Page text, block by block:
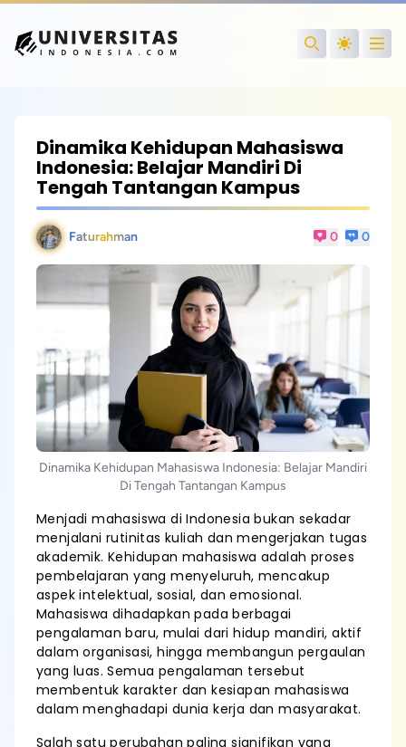
Search
Dinamika Kehidupan Mahasiswa
Indonesia: Belajar Mandiri Di
Tengah Tantangan Kampus
Faturahman 0 0
Dinamika Kehidupan Mahasiswa Indonesia: Belajar Mandiri
Di Tengah Tantangan Kampus
Menjadi mahasiswa di Indonesia bukan sekadar
menjalani rutinitas kuliah dan mengerjakan tugas
akademik. Kehidupan mahasiswa adalah proses
pembelajaran yang menyeluruh, mencakup
aspek intelektual, sosial, dan emosional.
Mahasiswa dihadapkan pada berbagai
pengalaman baru, mulai dari hidup mandiri, aktif
dalam organisasi, hingga membangun pergaulan
yang luas. Semua pengalaman tersebut
membentuk karakter dan kesiapan mahasiswa
dalam menghadapi dunia kerja dan masyarakat.
Salah satu perubahan paling signifikan yang